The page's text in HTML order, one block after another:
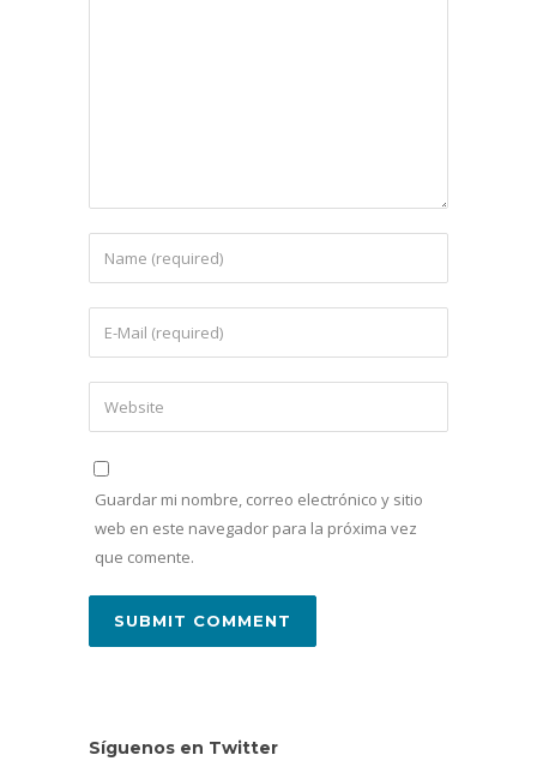
Guardar mi nombre, correo electrónico y sitio
web en este navegador para la próxima vez
que comente.
Síguenos en Twitter